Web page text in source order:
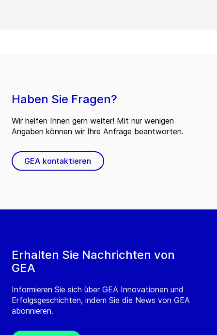
Erhalten Sie Nachrichten von
GEA
Informieren Sie sich über GEA Innovationen und
Erfolgsgeschichten, indem Sie die News von GEA
abonnieren.
Haben Sie Fragen?
Wir helfen Ihnen gern weiter! Mit nur wenigen
Angaben können wir Ihre Anfrage beantworten.
GEA kontaktieren